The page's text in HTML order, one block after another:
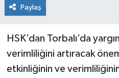
Paylaş
HSK’dan Torbalı’da
verimliliğini artıracak
etkinliğinin ve verimliliğinin